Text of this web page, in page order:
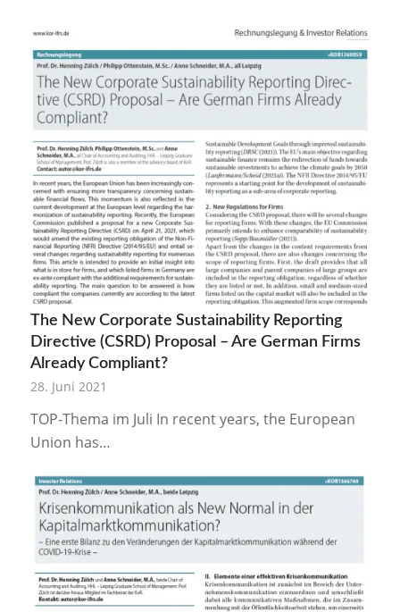
The New Corporate Sustainability Reporting
Directive (CSRD) Proposal – Are German Firms
Already Compliant?
28. Juni 2021
TOP-Thema im Juli In recent years, the European
Union has…